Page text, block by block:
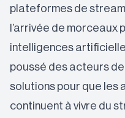
plateformes de
l’arrivée de morceaux
intelligences
poussé des acteurs
solutions pour que les
continuent à vivre du